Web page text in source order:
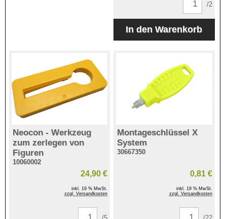
/2
Neocon - Werkzeug
zum zerlegen von
Figuren
10060002
24,90 €
inkl. 19 % MwSt.
zzgl. Versandkosten
Montageschlüssel X
System
30667350
0,81 €
inkl. 19 % MwSt.
zzgl. Versandkosten